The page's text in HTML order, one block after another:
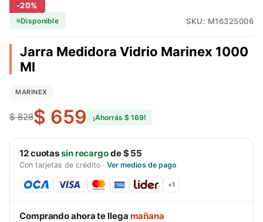
-20%
Disponible SKU: M16325006
Jarra Medidora Vidrio Marinex 1000
Ml
MARINEX
$ 828$ 659 ¡Ahorrás $ 169!
12cuotassin recargode$ 55
Con tarjetas de crédito · Ver medios de pago
+1
Comprando ahora te llega mañana